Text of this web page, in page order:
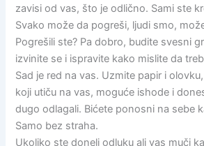
zavisi od vas, što je odlično. Sami ste
Svako može da pogreši, ljudi smo,
Pogrešili ste? Pa dobro, budite svesni
izvinite se i ispravite kako mislite da
Sad je red na vas. Uzmite papir i
koji utiču na vas, moguće ishode i
dugo odlagali. Bićete ponosni na sebe
Samo bez straha.
Ukoliko ste doneli odluku ali vas muči